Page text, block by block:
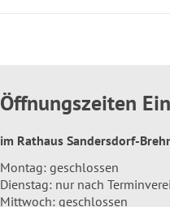
Öffnungszeiten
im Rathaus Sandersdorf-
Montag: geschlossen
Dienstag: nur nach
Mittwoch: geschlossen